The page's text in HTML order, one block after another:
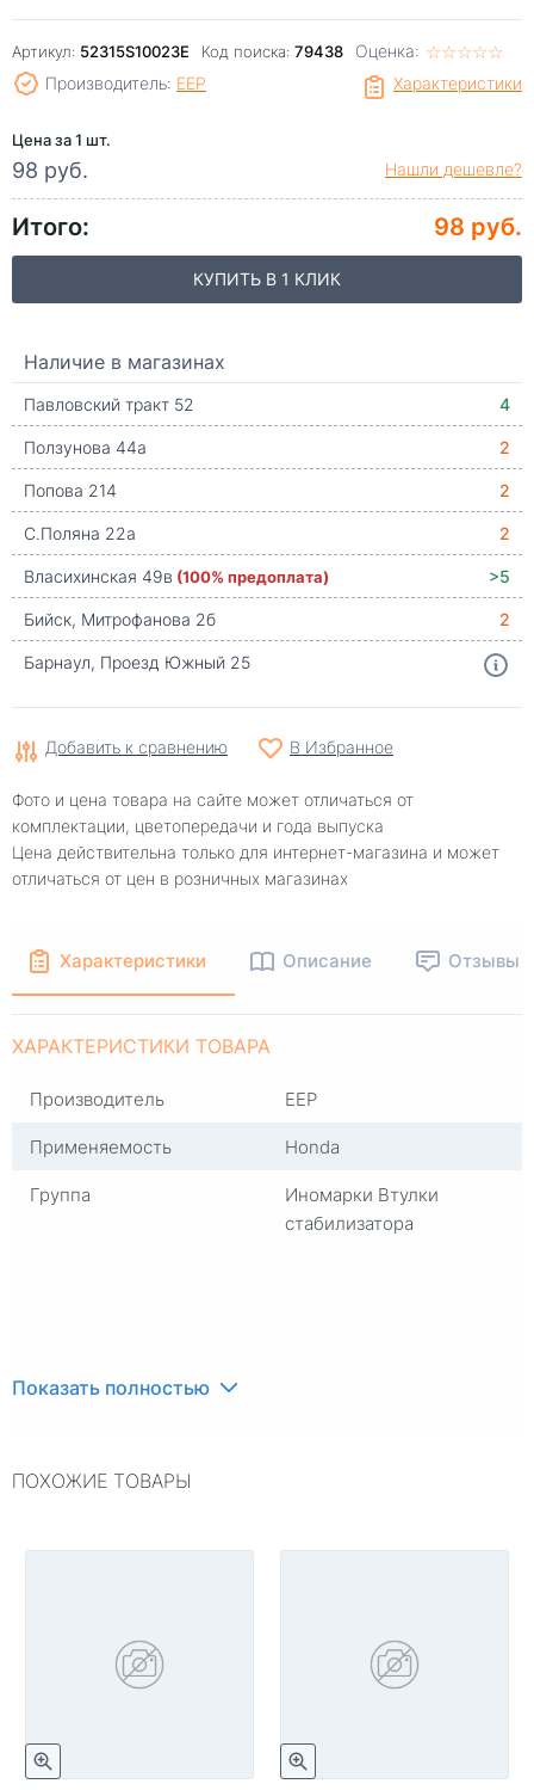
Артикул: 52315S10023E Код поиска: 79438 Оценка: ☆☆☆☆☆
★★★★★
Характеристики
Производитель: EEP
Цена за 1 шт.
98 руб. Нашли дешевле?
Итого: 98 руб.
КУПИТЬ В 1 КЛИК
Наличие в магазинах
Павловский тракт 52
4
Ползунова 44а
2
Попова 214
2
С.Поляна 22а
2
Власихинская 49в (100% предоплата)
>5
Бийск, Митрофанова 2б
2
Барнаул, Проезд Южный 25
Добавить к сравнению В Избранное
Фото и цена товара на сайте может отличаться от
комплектации, цветопередачи и года выпуска
Цена действительна только для интернет-магазина и может
отличаться от цен в розничных магазинах
Характеристики Описание Отзывы
ХАРАКТЕРИСТИКИ ТОВАРА
Производитель
EEP
Применяемость
Honda
Группа
Иномарки Втулки
стабилизатора
Показать полностью
ПОХОЖИЕ ТОВАРЫ